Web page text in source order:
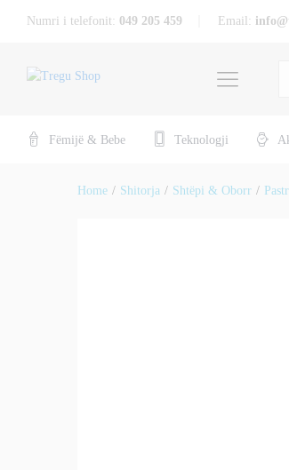
Numri i telefonit: 049 205 459 Email:
Fëmijë & Bebe Teknologji
Home / Shitorja / Shtëpi & Oborr /
Specifikat